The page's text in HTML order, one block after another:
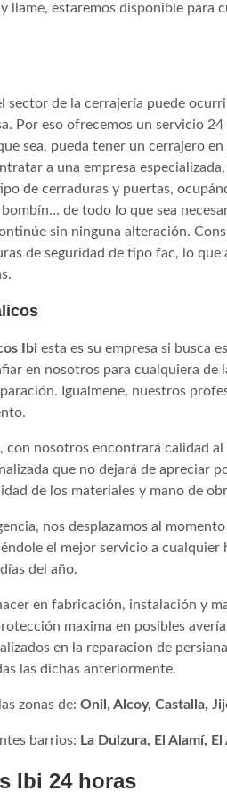
llame, estaremos disponible
sector de la cerrajería puede
Por eso ofrecemos un servicio
sea, pueda tener un cerrajero
a una empresa
de cerraduras y puertas,
de todo lo que sea
sin ninguna alteración.
de seguridad de tipo fac, lo
Ibi esta es su empresa si busca
en nosotros para cualquiera de
Igualmene, nuestros
con nosotros encontrará calidad
que no dejará de apreciar
de los materiales y mano de
nos desplazamos al
el mejor servicio a cualquier
del año.
en fabricación, instalación y
maxima en posibles
en la reparacion de
las dichas anteriormente.
zonas de: Onil, Alcoy, Castalla,
barrios: La Dulzura, El Alamí,
Ibi 24 horas